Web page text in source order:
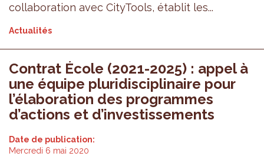
collaboration avec CityTools, établit les...
Actualités
Contrat École (2021-2025) : appel à
une équipe pluridisciplinaire pour
l’élaboration des programmes
d’actions et d’investissements
Date de publication:
Mercredi 6 mai 2020